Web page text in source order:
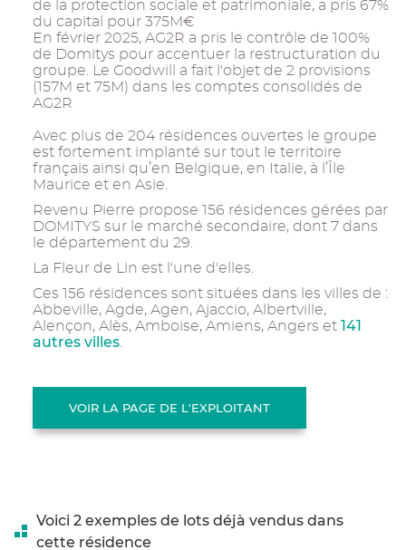
de la protection sociale et patrimoniale, a pris 67%
du capital pour 375M€
En février 2025, AG2R a pris le contrôle de 100%
de Domitys pour accentuer la restructuration du
groupe. Le Goodwill a fait l'objet de 2 provisions
(157M et 75M) dans les comptes consolidés de
AG2R
Avec plus de 204 résidences ouvertes le groupe
est fortement implanté sur tout le territoire
français ainsi qu’en Belgique, en Italie, à l’Île
Maurice et en Asie.
Revenu Pierre propose 156 résidences gérées par
DOMITYS sur le marché secondaire, dont 7 dans
le département du 29.
La Fleur de Lin est l'une d'elles.
Ces 156 résidences sont situées dans les villes de :
Abbeville, Agde, Agen, Ajaccio, Albertville,
Alençon, Alès, Amboise, Amiens, Angers et 141
autres villes.
VOIR LA PAGE DE L'EXPLOITANT
Voici 2 exemples de lots déjà vendus dans
cette résidence